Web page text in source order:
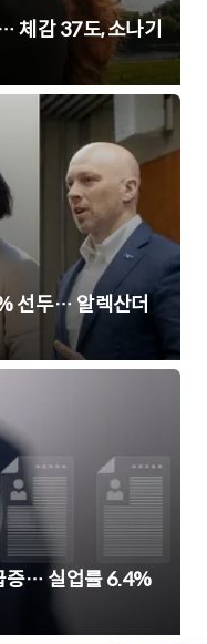
체감 37도, 소나기
선두… 알렉산더
증… 실업률 6.4%